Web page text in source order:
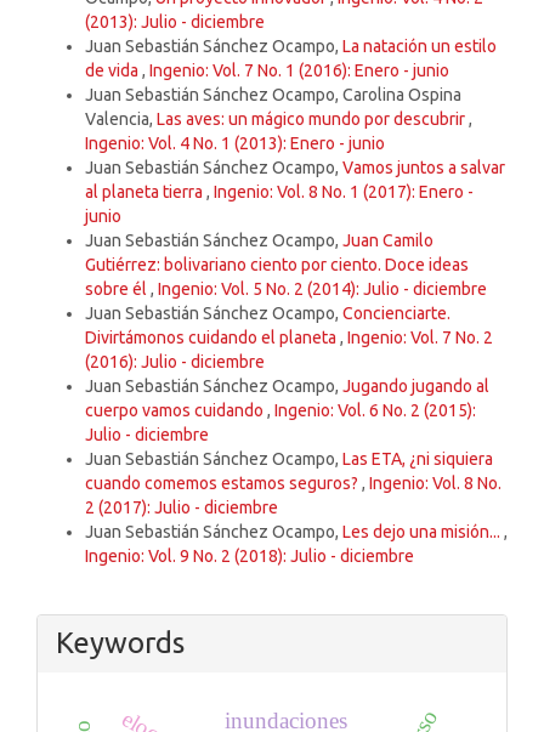
(2013): Julio - diciembre
Juan Sebastián Sánchez Ocampo, La natación un estilo
de vida , Ingenio: Vol. 7 No. 1 (2016): Enero - junio
Juan Sebastián Sánchez Ocampo, Carolina Ospina
Valencia, Las aves: un mágico mundo por descubrir,
Ingenio: Vol. 4 No. 1 (2013): Enero - junio
Juan Sebastián Sánchez Ocampo, Vamos juntos a salvar
al planeta tierra , Ingenio: Vol. 8 No. 1 (2017): Enero -
junio
Juan Sebastián Sánchez Ocampo, Juan Camilo
Gutiérrez: bolivariano ciento por ciento. Doce ideas
sobre él , Ingenio: Vol. 5 No. 2 (2014): Julio - diciembre
Juan Sebastián Sánchez Ocampo, Concienciarte.
Divirtámonos cuidando el planeta , Ingenio: Vol. 7 No. 2
(2016): Julio - diciembre
Juan Sebastián Sánchez Ocampo, Jugando jugando al
cuerpo vamos cuidando , Ingenio: Vol. 6 No. 2 (2015):
Julio - diciembre
Juan Sebastián Sánchez Ocampo, Las ETA, ¿ni siquiera
cuando comemos estamos seguros? , Ingenio: Vol. 8 No.
2 (2017): Julio - diciembre
Juan Sebastián Sánchez Ocampo, Les dejo una misión... ,
Ingenio: Vol. 9 No. 2 (2018): Julio - diciembre
Keywords
inundaciones